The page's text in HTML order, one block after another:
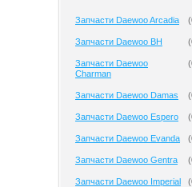
Запчасти Daewoo Arcadia (
Запчасти Daewoo BH (
Запчасти Daewoo
Charman
(
Запчасти Daewoo Damas (
Запчасти Daewoo Espero (
Запчасти Daewoo Evanda (
Запчасти Daewoo Gentra (
Запчасти Daewoo Imperial (